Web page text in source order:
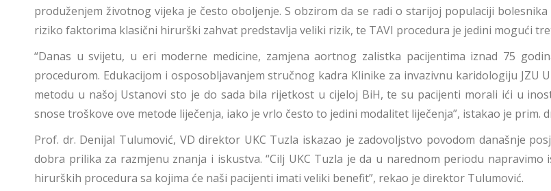
produženjem životnog vijeka je često oboljenje. S obzirom da se radi o starijoj populaciji
riziko faktorima klasični hirurški zahvat predstavlja veliki rizik, te TAVI procedura je jedini mogući
“Danas u svijetu, u eri moderne medicine, zamjena aortnog zalistka pacijentima iznad 75
procedurom. Edukacijom i osposobljavanjem stručnog kadra Klinike za invazivnu karidologiju JZU
metodu u našoj Ustanovi sto je do sada bila rijetkost u cijeloj BiH, te su pacijenti morali ići u
snose troškove ove metode liječenja, iako je vrlo često to jedini modalitet liječenja”, istakao je prim.
Prof. dr. Denijal Tulumović, VD direktor UKC Tuzla iskazao je zadovoljstvo povodom današnje
dobra prilika za razmjenu znanja i iskustva. “Cilj UKC Tuzla je da u narednom periodu
hirurških procedura sa kojima će naši pacijenti imati veliki benefit”, rekao je direktor Tulumović.